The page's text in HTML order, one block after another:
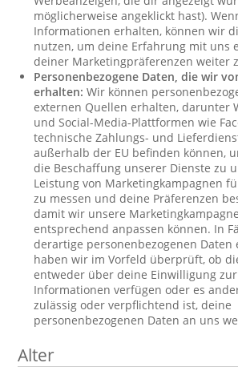
möglicherweise angeklickt hast).
Informationen erhalten, können wir
nutzen, um deine Erfahrung mit uns
deiner Marketingpräferenzen weiter
Personenbezogene Daten, die wir
erhalten: Wir können
externen Quellen erhalten, darunter
und Social-Media-Plattformen wie
technische Zahlungs- und
außerhalb der EU befinden können,
die Beschaffung unserer Dienste zu
Leistung von Marketingkampagnen
zu messen und deine Präferenzen
damit wir unsere
entsprechend anpassen können. In
derartige personenbezogenen Daten
haben wir im Vorfeld überprüft, ob
entweder über deine Einwilligung
Informationen verfügen oder es
zulässig oder verpflichtend ist, deine
personenbezogenen Daten an uns
Alter